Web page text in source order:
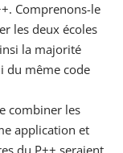
Comprenons-le
les deux écoles
la majorité
du même code
combiner les
application et